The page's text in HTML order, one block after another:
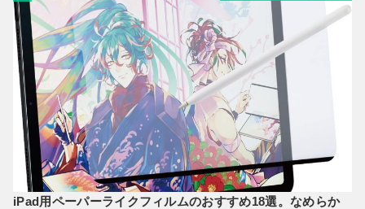
iPad用ペーパーライクフィルムのおすすめ18選。なめらか